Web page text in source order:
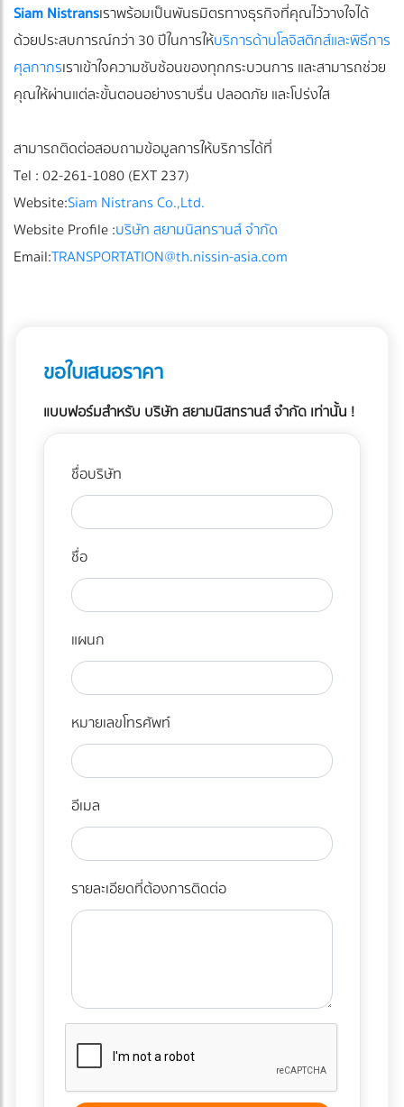
Siam Nistransเราพร้อมเป็นพันธมิตรทางธุรกิจที่คุณไว้วางใจได้
ด้วยประสบการณ์กว่า 30 ปีในการให้บริการด้านโลจิสติกส์และพิธีการ
ศุลกากรเราเข้าใจความซับซ้อนของทุกกระบวนการ และสามารถช่วย
คุณให้ผ่านแต่ละขั้นตอนอย่างราบรื่น ปลอดภัย และโปร่งใส
สามารถติดต่อสอบถามข้อมูลการให้บริการได้ที่
Tel : 02-261-1080 (EXT 237)
Website:Siam Nistrans Co.,Ltd.
Website Profile :บริษัท สยามนิสทรานส์ จำกัด
Email:TRANSPORTATION@th.nissin-asia.com
ขอใบเสนอราคา
แบบฟอร์มสำหรับ บริษัท สยามนิสทรานส์ จำกัด เท่านั้น !
ชื่อบริษัท
ชื่อ
แผนก
หมายเลขโทรศัพท์
อีเมล
รายละเอียดที่ต้องการติดต่อ